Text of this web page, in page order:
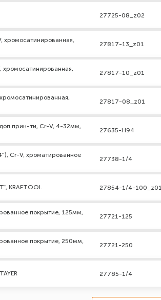
27725-08_z02
хромосатинированная,
27817-13_z01
хромосатинированная,
27817-10_z01
27817-08_z01
ти, Cr-V, 4-32мм,
27635-H94
Cr-V, хроматированное
27738-1/4
KRAFTOOL 27854-1/4-100_z01
покрытие, 125мм,
27721-125
покрытие, 250мм,
27721-250
27785-1/4